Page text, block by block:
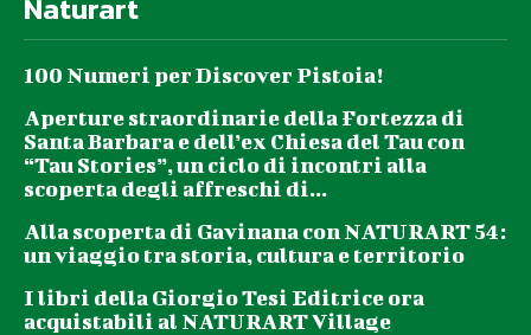
Naturart
100 Numeri per Discover Pistoia!
Aperture straordinarie della Fortezza di
Santa Barbara e dell’ex Chiesa del Tau con
“Tau Stories”, un ciclo di incontri alla
scoperta degli affreschi di...
Alla scoperta di Gavinana con NATURART 54:
un viaggio tra storia, cultura e territorio
I libri della Giorgio Tesi Editrice ora
acquistabili al NATURART Village